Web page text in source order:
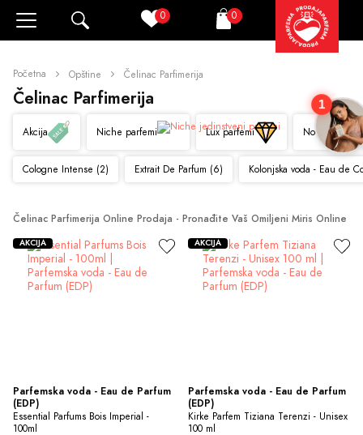
0 Korpa
0
Početna Opštine Čelinac Parfimerija
Čelinac Parfimerija
Akcija Niche parfemi Lux parfemi Novo
Cologne Intense (2) Extrait De Parfum (6) Kolonjska voda - Eau de
Čelinac Parfimerija Online Prodaja - Pronađite Vaš Omiljeni Miris Online
Parfemska voda - Eau de Parfum
(EDP)
Essential Parfums Bois Imperial -
100ml
AKCIJA
Parfemska voda - Eau de Parfum
(EDP)
Kirke Parfem Tiziana Terenzi - Unisex
100 ml
AKCIJA
1